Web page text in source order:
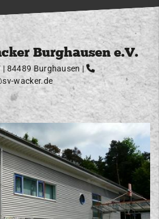
Burghausen e.V.
84489 Burghausen |
wacker.de